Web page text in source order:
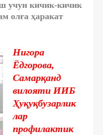
учун кичик-кичик
олға ҳаракат
Нигора
Ёдгорова,
Самарқанд
вилояти ИИБ
Ҳуқуқбузарлик
лар
профилактик